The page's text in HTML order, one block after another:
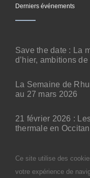
Derniers événements
Save the date : La
d’hier, ambitions
La Semaine de
au 27 mars 2026
21 février 2026 :
thermale en
© 2026—
Ce site utilise des
votre expérience de
Ce site utilise des
votre expérience de